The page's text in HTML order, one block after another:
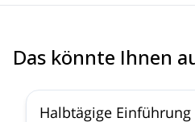
Das könnte Ihnen
Halbtägige